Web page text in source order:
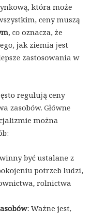
która może
ceny muszą
, co oznacza, że
jak ziemia jest
zastosowania w
regulują ceny
zasobów. Główne
można
być ustalane z
potrzeb ludzi,
rolnictwa
: Ważne jest,